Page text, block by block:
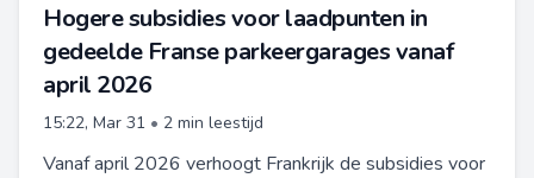
Hogere subsidies voor laadpunten in
gedeelde Franse parkeergarages vanaf
april 2026
15:22, Mar 31 • 2 min leestijd
Vanaf april 2026 verhoogt Frankrijk de subsidies voor